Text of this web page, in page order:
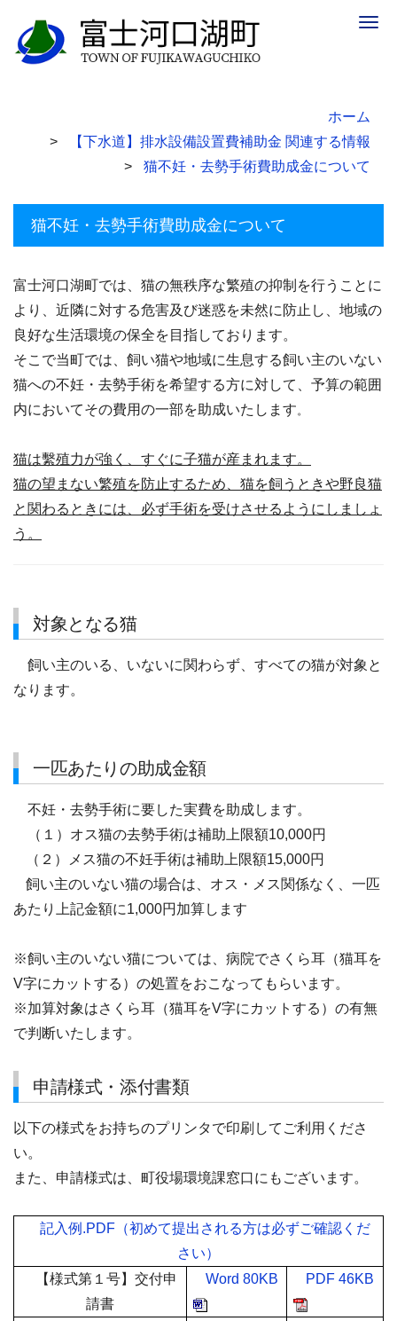
ホーム
【下水道】排水設備設置費補助金 関連する情報
猫不妊・去勢手術費助成金について
猫不妊・去勢手術費助成金について
富士河口湖町では、猫の無秩序な繁殖の抑制を行うことに
より、近隣に対する危害及び迷惑を未然に防止し、地域の
良好な生活環境の保全を目指しております。
そこで当町では、飼い猫や地域に生息する飼い主のいない
猫への不妊・去勢手術を希望する方に対して、予算の範囲
内においてその費用の一部を助成いたします。
猫は繫殖力が強く、すぐに子猫が産まれます。
猫の望まない繁殖を防止するため、猫を飼うときや野良猫
と関わるときには、必ず手術を受けさせるようにしましょ
う。
対象となる猫
飼い主のいる、いないに関わらず、すべての猫が対象と
なります。
一匹あたりの助成金額
不妊・去勢手術に要した実費を助成します。
（１）オス猫の去勢手術は補助上限額10,000円
（２）メス猫の不妊手術は補助上限額15,000円
飼い主のいない猫の場合は、オス・メス関係なく、一匹
あたり上記金額に1,000円加算します
※飼い主のいない猫については、病院でさくら耳（猫耳を
V字にカットする）の処置をおこなってもらいます。
※加算対象はさくら耳（猫耳をV字にカットする）の有無
で判断いたします。
申請様式・添付書類
以下の様式をお持ちのプリンタで印刷してご利用くださ
い。
また、申請様式は、町役場環境課窓口にもございます。
記入例 .PDF（初めて提出される方は必ずご確認くだ
さい）
【様式第１号】交付申
請書
Word 80KB PDF 46KB